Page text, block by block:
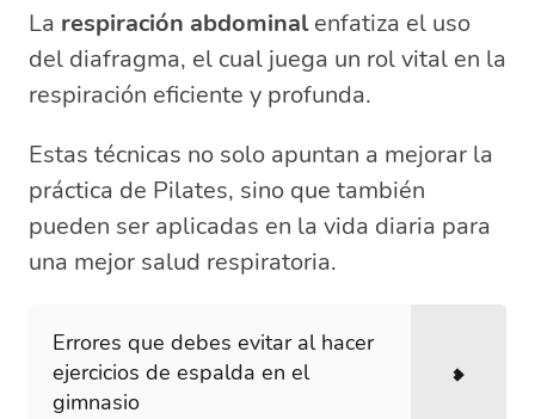
La respiración abdominalenfatiza el uso
del diafragma, el cual juega un rol vital en la
respiración eficiente y profunda.
Estas técnicas no solo apuntan a mejorar la
práctica de Pilates, sino que también
pueden ser aplicadas en la vida diaria para
una mejor salud respiratoria.
Errores que debes evitar al hacer
ejercicios de espalda en el
gimnasio